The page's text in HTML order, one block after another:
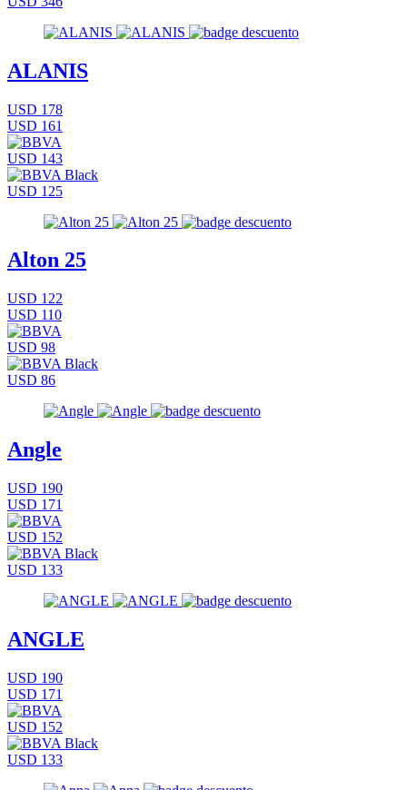
ALANIS
USD 178
USD 161
USD 143
USD 125
Alton 25
USD 122
USD 110
USD 98
USD 86
Angle
USD 190
USD 171
USD 152
USD 133
ANGLE
USD 190
USD 171
USD 152
USD 133